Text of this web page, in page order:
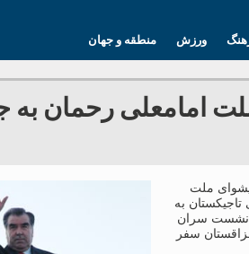
منطقه و جهان ورزش
امامعلی رحمان به
ملت
به
نشست سران
سفر